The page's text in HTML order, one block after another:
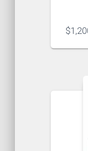
$